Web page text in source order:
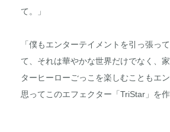
て。」
「僕もエンターテイメントを引っ張っ
て、それは華やかな世界だけでなく、
ターヒーローごっこを楽しむこともエ
思ってこのエフェクター「TriStar」を作